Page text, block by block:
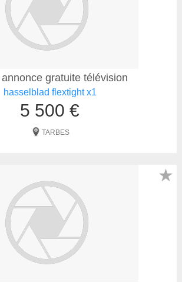
gratuite télévision
hasselblad flextight x1
5 500 €
TARBES
★